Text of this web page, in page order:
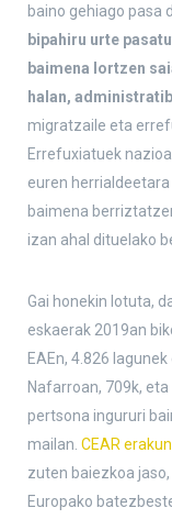
baino gehiago pasa
bipahiru urte
baimena lortzen
halan,
migratzaile eta
Errefuxiatuek
euren
baimena
izan ahal dituelako
Gai honekin lotuta,
eskaerak 2019an
EAEn, 4.826
Nafarroan, 709k,
pertsona ingururi
mailan. CEAR
zuten baiezkoa
Europako